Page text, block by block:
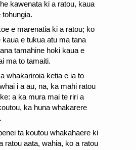
kawenata ki a ratou, kaua
tohungia.
e marenatia ki a ratou; ko
kaua e tukua atu ma tana
tamahine hoki kaua e
ma to tamaiti.
whakariroia ketia e ia to
i a au, na, ka mahi ratou
a ka mura mai te riri a
ka huna whakarere
ta koutou whakahaere ki
ratou aata, wahia, ko a ratou